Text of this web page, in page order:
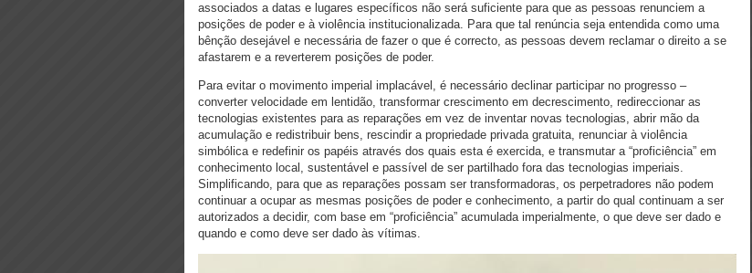
associados a datas e lugares específicos não será suficiente para que as pessoas renunciem a
posições de poder e à violência institucionalizada. Para que tal renúncia seja entendida como uma
bênção desejável e necessária de fazer o que é correcto, as pessoas devem reclamar o direito a se
afastarem e a reverterem posições de poder.
Para evitar o movimento imperial implacável, é necessário declinar participar no progresso –
converter velocidade em lentidão, transformar crescimento em decrescimento, redireccionar as
tecnologias existentes para as reparações em vez de inventar novas tecnologias, abrir mão da
acumulação e redistribuir bens, rescindir a propriedade privada gratuita, renunciar à violência
simbólica e redefinir os papéis através dos quais esta é exercida, e transmutar a “proficiência” em
conhecimento local, sustentável e passível de ser partilhado fora das tecnologias imperiais.
Simplificando, para que as reparações possam ser transformadoras, os perpetradores não podem
continuar a ocupar as mesmas posições de poder e conhecimento, a partir do qual continuam a ser
autorizados a decidir, com base em “proficiência” acumulada imperialmente, o que deve ser dado e
quando e como deve ser dado às vítimas.